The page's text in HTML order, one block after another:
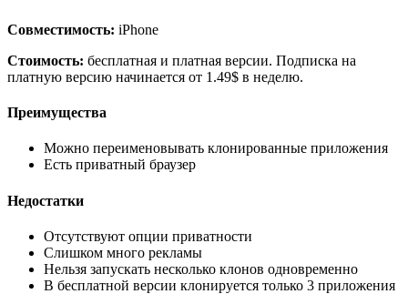
Совместимость: iPhone
Стоимость: бесплатная и платная версии. Подписка на
платную версию начинается от 1.49$ в неделю.
Преимущества
Можно переименовывать клонированные приложения
Есть приватный браузер
Недостатки
Отсутствуют опции приватности
Слишком много рекламы
Нельзя запускать несколько клонов одновременно
В бесплатной версии клонируется только 3 приложения